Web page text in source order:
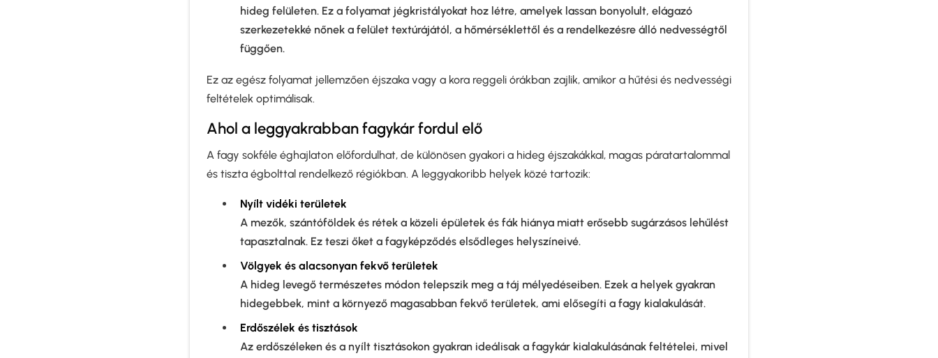
hideg felületen. Ez a folyamat jégkristályokat hoz létre, amelyek lassan bonyolult, elágazó
szerkezetekké nőnek a felület textúrájától, a hőmérséklettől és a rendelkezésre álló nedvességtől
függően.
Ez az egész folyamat jellemzően éjszaka vagy a kora reggeli órákban zajlik, amikor a hűtési és nedvességi
feltételek optimálisak.
Ahol a leggyakrabban fagykár fordul elő
A fagy sokféle éghajlaton előfordulhat, de különösen gyakori a hideg éjszakákkal, magas páratartalommal
és tiszta égbolttal rendelkező régiókban. A leggyakoribb helyek közé tartozik:
Nyílt vidéki területek
A mezők, szántóföldek és rétek a közeli épületek és fák hiánya miatt erősebb sugárzásos lehűlést
tapasztalnak. Ez teszi őket a fagyképződés elsődleges helyszíneivé.
Völgyek és alacsonyan fekvő területek
A hideg levegő természetes módon telepszik meg a táj mélyedéseiben. Ezek a helyek gyakran
hidegebbek, mint a környező magasabban fekvő területek, ami elősegíti a fagy kialakulását.
Erdőszélek és tisztások
Az erdőszéleken és a nyílt tisztásokon gyakran ideálisak a fagykár kialakulásának feltételei, mivel